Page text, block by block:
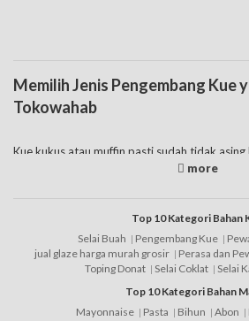
Memilih Jenis Pengembang Kue
Tokowahab
Kue kukus atau muffin pasti sudah tidak asing
bentuknya yang mengembang, rasanya
dalam dunia baking. Bukan hanya dua jenis
menggunakan pengembang roti ataupun kue
paham seperti apa jenis yang tepat. Hal itu
menjual banyak jenis pengembang,
yang bagus supaya tidak salah memilih.
Top 10 Kategori Bahan
Selai Buah
Pengembang Kue
jual glaze harga murah grosir
Perasa dan
Toping Donat
Selai Coklat Selai
Top 10 Kategori Bahan
Mayonnaise
Pasta Bihun Abon